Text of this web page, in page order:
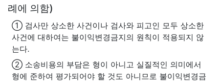
례에 의함)
① 검사만 상소한 사건이나 검사와 피고인 모두 상소한
사건에 대하여는 불이익변경금지의 원칙이 적용되지 않
는다.
② 소송비용의 부담은 형이 아니고 실질적인 의미에서
형에 준하여 평가되어야 할 것도 아니므로 불이익변경금